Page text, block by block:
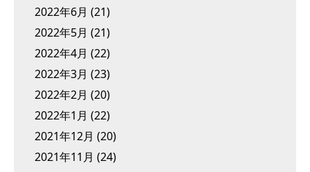
2022年6月 (21)
2022年5月 (21)
2022年4月 (22)
2022年3月 (23)
2022年2月 (20)
2022年1月 (22)
2021年12月 (20)
2021年11月 (24)